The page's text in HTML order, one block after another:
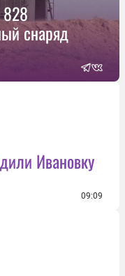
снаряд
Ивановку
09:09